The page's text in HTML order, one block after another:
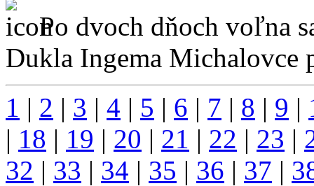
Po dvoch dňoch voľna
Dukla Ingema Michalovce
1 | 2 | 3 | 4 | 5 | 6 | 7 | 8 | 9 |
| 18 | 19 | 20 | 21 | 22 | 23 |
32 | 33 | 34 | 35 | 36 | 37 |